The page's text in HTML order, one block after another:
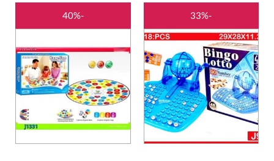
-33%
המחיר
המקורי
היה:
₪75.00.
הוא:
₪50.00.
-40%
המחיר
המקורי
₪75.00.
₪45.00.